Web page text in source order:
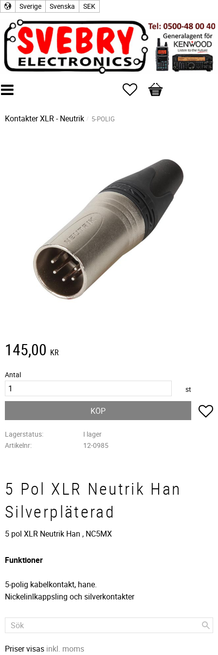
Sverige Svenska SEK
Favoriter
Kundvagn
KontakterXLR - Neutrik 5-POLIG
145,00 KR
Antal
st
KÖP
Lagerstatus
I lager
Artikelnr
12-0985
5 Pol XLR Neutrik Han
Silverpläterad
5 pol XLR Neutrik Han , NC5MX
Funktioner
5-polig kabelkontakt, hane.
Nickelinlkappsling och silverkontakter
Priser visas inkl. moms